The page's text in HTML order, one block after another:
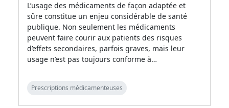
L’usage des médicaments de façon adaptée et
sûre constitue un enjeu considérable de santé
publique. Non seulement les médicaments
peuvent faire courir aux patients des risques
d’effets secondaires, parfois graves, mais leur
usage n’est pas toujours conforme à…
Prescriptions médicamenteuses